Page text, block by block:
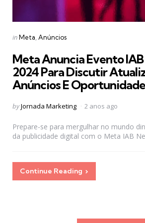
Categories
Posted
inMeta Anúncios
Meta Anuncia Evento
2024 Para Discutir
Anúncios E
Posted
byJornada Marketing 2 anos ago
Prepare-se para mergulhar no mundo
da publicidade digital com o Meta IAB
Continue Reading